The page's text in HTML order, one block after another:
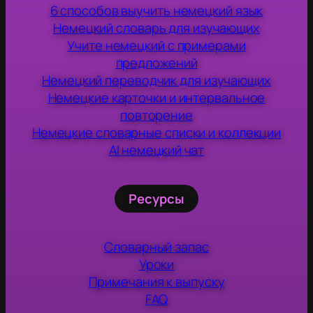
6 способов выучить немецкий язык
Немецкий словарь для изучающих
Учите немецкий с примерами
предложений
Немецкий переводчик для изучающих
Немецкие карточки и интервальное
повторение
Немецкие словарные списки и коллекции
AI немецкий чат
Ресурсы
Словарный запас
Уроки
Примечания к выпуску
FAQ